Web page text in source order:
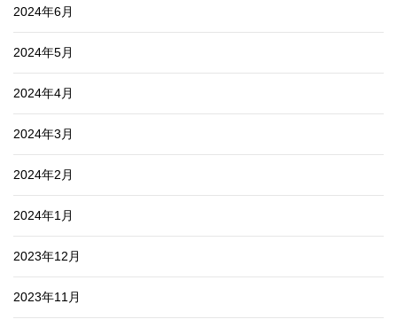
2024年6月
2024年5月
2024年4月
2024年3月
2024年2月
2024年1月
2023年12月
2023年11月